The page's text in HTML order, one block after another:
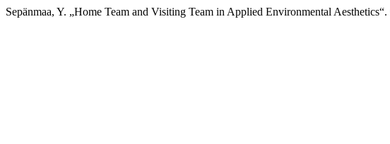
Sepänmaa, Y. „Home Team and Visiting Team in Applied Environmental Aesthetics“.